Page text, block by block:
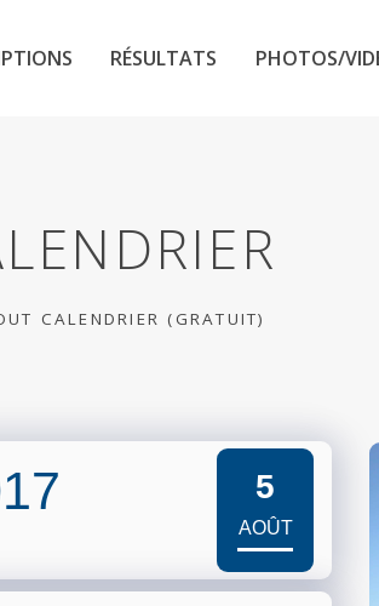
RÉSULTATS PHOTOS/
CALENDRIER (GRATUIT)
5
AOÛT